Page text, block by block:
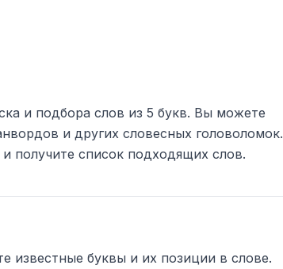
и подбора слов из 5 букв. Вы можете
и других словесных головоломок.
получите список подходящих слов.
известные буквы и их позиции в слове.